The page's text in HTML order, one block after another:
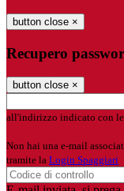
button close ×
Recupero
button close ×
all'indirizzo indicato con
Non hai una e-mail
tramite la Login Spaggiari